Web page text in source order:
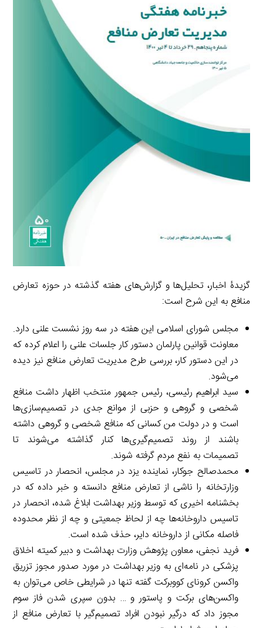
گزیدۀ اخبار، تحلیل‌ها و گزارش‌های هفته گذشته در حوزه تعارض
منافع به این شرح است:
مجلس شورای اسلامی این هفته در سه روز نشست علنی دارد.
معاونت قوانین پارلمان دستور کار جلسات علنی را اعلام کرده که
در این دستور کار، بررسی طرح مدیریت تعارض منافع نیز دیده
می‌شود.
سید ابراهیم رئیسی، رئیس جمهور منتخب اظهار داشت منافع
شخصی و گروهی و حزبی از موانع جدی در تصمیم‌سازی‌ها
است و در دولت من کسانی که منافع شخصی و گروهی داشته
باشند از روند تصمیم‌گیری‌ها کنار گذاشته می‌شوند تا
تصمیمات به نفع مردم گرفته شوند.
محمدصالح جوکار، نماینده یزد در مجلس، انحصار در تاسیس
وزارتخانه را ناشی از تعارض منافع دانسته و خبر داده که در
بخشنامه اخیری که توسط وزیر بهداشت ابلاغ شده، انحصار در
تاسیس داروخانه‌ها چه از لحاظ جمعیتی و چه از نظر محدوده
فاصله مکانی از داروخانه دایر، حذف شده است.
فرید نجفی، معاون پژوهش وزارت بهداشت و دبیر کمیته اخلاق
پزشکی در نامه‌ای به وزیر بهداشت در مورد صدور مجوز تزریق
واکسن کرونای کووبرکت گفته تنها در شرایطی خاص می‌توان به
واکسن‌های برکت و پاستور و … بدون سپری شدن فاز سوم
مجوز داد که درگیر نبودن افراد تصمیم‌گیر با تعارض منافع از